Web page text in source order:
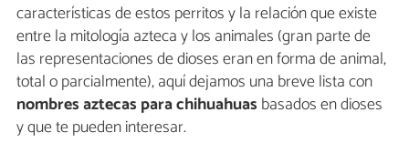
características de estos perritos y la relación que existe
entre la mitología azteca y los animales (gran parte de
las representaciones de dioses eran en forma de animal,
total o parcialmente), aquí dejamos una breve lista con
nombres aztecas para chihuahuas basados en dioses
y que te pueden interesar.